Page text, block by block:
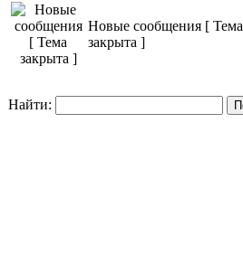
Новые сообщения [ Тема
закрыта ]
Найти: